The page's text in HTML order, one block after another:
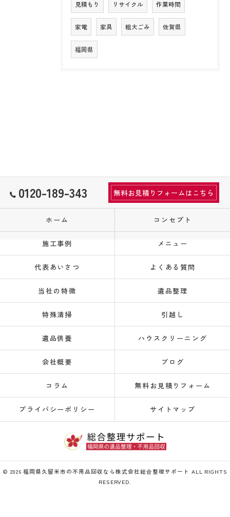
見積もり リサイクル 作業時間
家電 家具 粗大ごみ 佐賀県
福岡県
0120-189-343 無料お見積りフォームはこちら
ホーム コンセプト
施工事例 メニュー
代表あいさつ よくある質問
当社の特徴 遺品整理
特殊清掃 引越し
遺品供養 ハウスクリーニング
会社概要 ブログ
コラム 無料お見積りフォーム
プライバシーポリシー サイトマップ
© 2026 福岡県久留米市の不用品回収なら株式会社総合整理サポート ALL RIGHTS
RESERVED.